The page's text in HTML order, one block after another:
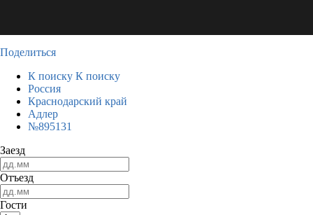
Поделиться
К поиску К поиску
Россия
Краснодарский край
Адлер
№895131
Заезд
Отъезд
Гости